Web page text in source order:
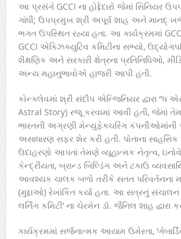
આ પ્રસંગે GCCI ના હોદ્દેદારો જેમાં સિનિયર
ગાંધી; ઉપપ્રમુખ શ્રી અપૂર્વ શાહ અને માનદ્
ભગત ઉપસ્થિત રહ્યા હતા. આ કાર્યક્રમમાં
GCCI એક્ઝિક્યુટિવ કમિટીના સભ્યો,
શૈક્ષણિક અને સરકારી ક્ષેત્રના પ્રતિનિધિઓ,
અન્ય મહાનુભાવોએ હાજરી આપી હતી.
કોન્ક્લેવમાં શ્રી સંદીપ એન્જિનિયર દ્વારા “ધ
Astral Story) રજૂ કરવામાં આવી હતી, જેમાં
ભારતની અગ્રણી મેન્યુફેક્ચરિંગ કંપનીઓમાંની
અસાધારણ સફર શેર કરી હતી. પોતાના
ઉદાહરણો આપતાં તેમણે વ્યૂહાત્મક નેતૃત્વ,
કેન્દ્રીયતા, બ્રાન્ડ બિલ્ડિંગ અને ટકાઉ
આવશ્યક ચાલક બળો તરીકે સતત પરિવર્તનના
(મુદ્દાઓ) રેખાંકિત કર્યા હતા. આ સત્રનું સંચાલન
લર્નિંગ કમિટી’ ના ચેરમેન ડૉ. જૈનિલ શાહ
કાર્યક્રમમાં સર્જનાત્મક આયામ ઉમેરતા,